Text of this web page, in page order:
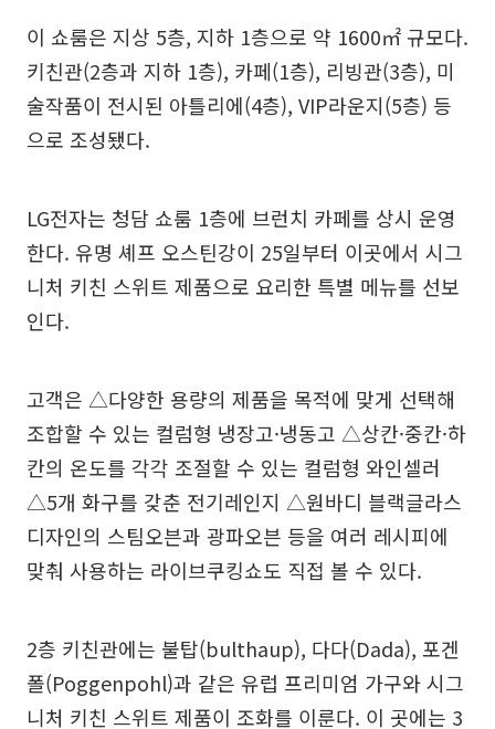
이 쇼룸은 지상 5층, 지하 1층으로 약 1600㎡ 규모다.
키친관(2층과 지하 1층), 카페(1층), 리빙관(3층), 미
술작품이 전시된 아틀리에(4층), VIP라운지(5층) 등
으로 조성됐다.
LG전자는 청담 쇼룸 1층에 브런치 카페를 상시 운영
한다. 유명 셰프 오스틴강이 25일부터 이곳에서 시그
니처 키친 스위트 제품으로 요리한 특별 메뉴를 선보
인다.
고객은 △다양한 용량의 제품을 목적에 맞게 선택해
조합할 수 있는 컬럼형 냉장고·냉동고 △상칸·중칸·하
칸의 온도를 각각 조절할 수 있는 컬럼형 와인셀러
△5개 화구를 갖춘 전기레인지 △원바디 블랙글라스
디자인의 스팀오븐과 광파오븐 등을 여러 레시피에
맞춰 사용하는 라이브쿠킹쇼도 직접 볼 수 있다.
2층 키친관에는 불탑(bulthaup), 다다(Dada), 포겐
폴(Poggenpohl)과 같은 유럽 프리미엄 가구와 시그
니처 키친 스위트 제품이 조화를 이룬다. 이 곳에는 3